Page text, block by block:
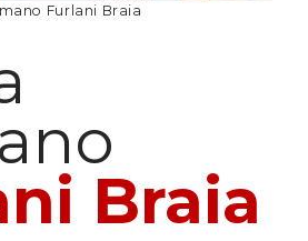
Furlani Braia
Braia